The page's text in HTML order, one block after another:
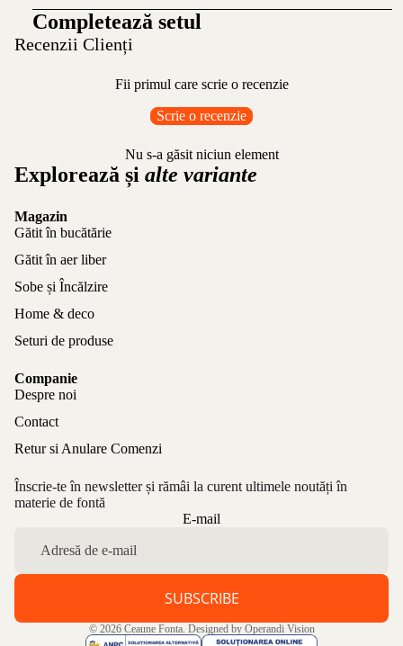
Completează setul
Recenzii Clienți
Fii primul care scrie o recenzie
Scrie o recenzie
Nu s-a găsit niciun element
Explorează și alte variante
Magazin
Gătit în bucătărie
Gătit în aer liber
Sobe și Încălzire
Home & deco
Seturi de produse
Companie
Despre noi
Contact
Retur si Anulare Comenzi
Înscrie-te în newsletter și rămâi la curent ultimele noutăți în
materie de fontă
E-mail
SUBSCRIBE
© 2026 Ceaune Fonta. Designed by Operandi Vision
Politica de confidențialitate
Aviz legal